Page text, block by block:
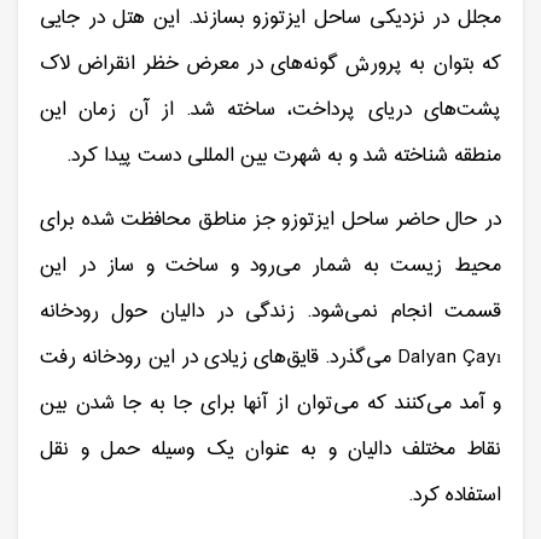
مجلل در نزدیکی ساحل ایزتوزو بسازند. این هتل در جایی
که بتوان به پرورش گونه‌های در معرض خظر انقراض لاک
پشت‌های دریای پرداخت، ساخته شد. از آن زمان این
منطقه شناخته شد و به شهرت بین المللی دست پیدا کرد.
در حال حاضر ساحل ایزتوزو جز مناطق محافظت شده برای
محیط زیست به شمار می‌رود و ساخت و ساز در این
قسمت انجام نمی‌شود. زندگی در دالیان حول رودخانه
Dalyan Çayı می‌گذرد. قایق‌های زیادی در این رودخانه رفت
و آمد می‌کنند که می‌توان از آنها برای جا به جا شدن بین
نقاط مختلف دالیان و به عنوان یک وسیله حمل و نقل
استفاده کرد.